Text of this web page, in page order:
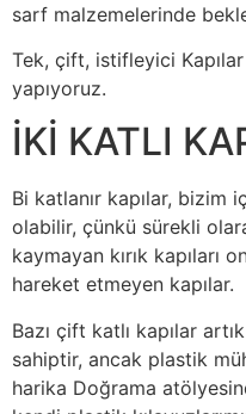
sarf malzemelerinde
Tek, çift, istifleyici
yapıyoruz.
İKİ KATLI
Bi katlanır kapılar,
olabilir, çünkü sürekli
kaymayan kırık kapıları
hareket etmeyen kapılar.
Bazı çift katlı kapılar
sahiptir, ancak plastik
harika Doğrama